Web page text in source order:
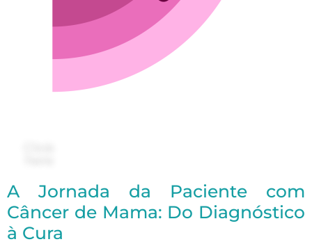
A Jornada da Paciente com
Câncer de Mama: Do Diagnóstico
à Cura